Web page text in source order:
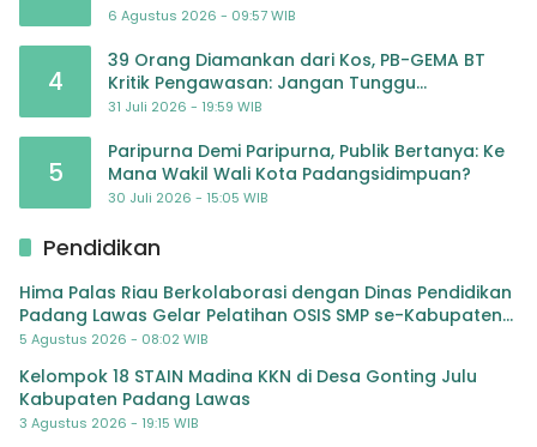
6 Agustus 2026 - 09:57 WIB
4
39 Orang Diamankan dari Kos, PB-GEMA BT
Kritik Pengawasan: Jangan Tunggu
Masyarakat Bergerak Baru Negara Bertindak
31 Juli 2026 - 19:59 WIB
5
Paripurna Demi Paripurna, Publik Bertanya: Ke
Mana Wakil Wali Kota Padangsidimpuan?
30 Juli 2026 - 15:05 WIB
Pendidikan
Hima Palas Riau Berkolaborasi dengan Dinas Pendidikan
Padang Lawas Gelar Pelatihan OSIS SMP se-Kabupaten
Padang Lawas
5 Agustus 2026 - 08:02 WIB
Kelompok 18 STAIN Madina KKN di Desa Gonting Julu
Kabupaten Padang Lawas
3 Agustus 2026 - 19:15 WIB